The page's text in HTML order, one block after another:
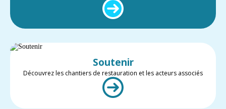
Soutenir
Découvrez les chantiers de restauration et les acteurs associés